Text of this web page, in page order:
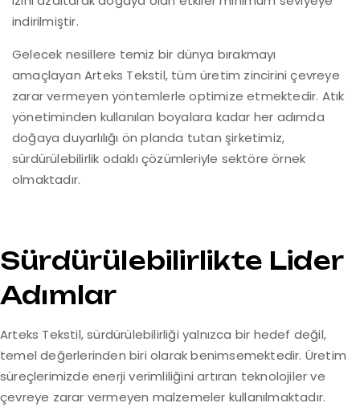
indirilmiştir.
Gelecek nesillere temiz bir dünya bırakmayı
amaçlayan Arteks Tekstil, tüm üretim zincirini çevreye
zarar vermeyen yöntemlerle optimize etmektedir. Atık
yönetiminden kullanılan boyalara kadar her adımda
doğaya duyarlılığı ön planda tutan şirketimiz,
sürdürülebilirlik odaklı çözümleriyle sektöre örnek
olmaktadır.
Sürdürülebilirlikte Lider
Adımlar
Arteks Tekstil, sürdürülebilirliği yalnızca bir hedef değil,
temel değerlerinden biri olarak benimsemektedir. Üretim
süreçlerimizde enerji verimliliğini artıran teknolojiler ve
çevreye zarar vermeyen malzemeler kullanılmaktadır.